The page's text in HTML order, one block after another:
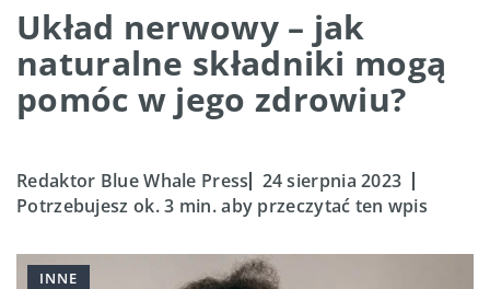
Układ nerwowy – jak
naturalne składniki mogą
pomóc w jego zdrowiu?
Redaktor Blue Whale Press
24 sierpnia 2023
Potrzebujesz ok. 3 min. aby przeczytać ten wpis
INNE